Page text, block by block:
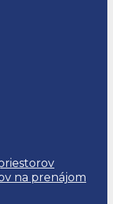
na prenájom